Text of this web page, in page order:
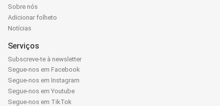
Sobre nós
Adicionar folheto
Notícias
Serviços
Subscreve-te à newsletter
Segue-nos em Facebook
Segue-nos em Instagram
Segue-nos em Youtube
Segue-nos em TikTok